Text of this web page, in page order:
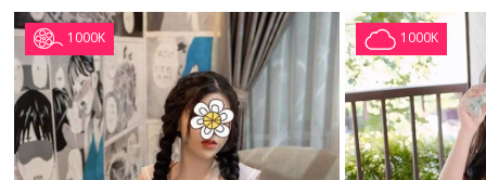
1000K 1000K